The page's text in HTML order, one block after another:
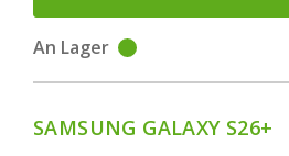
An Lager
SAMSUNG GALAXY S26+